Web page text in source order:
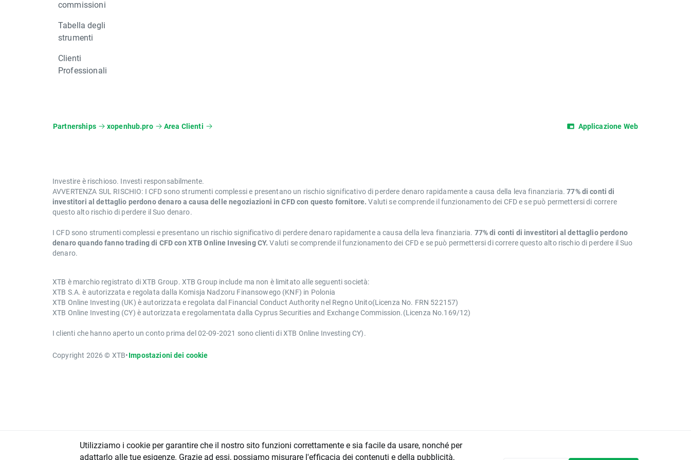
commissioni
Tabella degli
strumenti
Clienti
Professionali
Partnerships xopenhub.pro Area Clienti Applicazione Web
Investire è rischioso. Investi responsabilmente.
AVVERTENZA SUL RISCHIO: I CFD sono strumenti complessi e presentano un rischio significativo di perdere denaro rapidamente a causa della leva finanziaria.77% di conti di
investitori al dettaglio perdono denaro a causa delle negoziazioni in CFD con questo fornitore. Valuti se comprende il funzionamento dei CFD e se può permettersi di correre
questo alto rischio di perdere il Suo denaro.
I CFD sono strumenti complessi e presentano un rischio significativo di perdere denaro rapidamente a causa della leva finanziaria. 77% di conti di investitori al dettaglio perdono
denaro quando fanno trading di CFD con XTB Online Invesing CY. Valuti se comprende il funzionamento dei CFD e se può permettersi di correre questo alto rischio di perdere il Suo
denaro.
XTB è marchio registrato di XTB Group. XTB Group include ma non è limitato alle seguenti società:
XTB S.A. è autorizzata e regolata dalla Komisja Nadzoru Finansowego (KNF) in Polonia
XTB Online Investing (UK) è autorizzata e regolata dal Financial Conduct Authority nel Regno Unito(Licenza No. FRN 522157)
XTB Online Investing (CY) è autorizzata e regolamentata dalla Cyprus Securities and Exchange Commission.(Licenza No.169/12)
I clienti che hanno aperto un conto prima del 02-09-2021 sono clienti di XTB Online Investing CY).
Copyright 2026 © XTB•Impostazioni dei cookie
Utilizziamo i cookie per garantire che il nostro sito funzioni correttamente e sia facile da usare, nonché per
adattarlo alle tue esigenze. Grazie ad essi, possiamo misurare l'efficacia dei contenuti e della pubblicità,